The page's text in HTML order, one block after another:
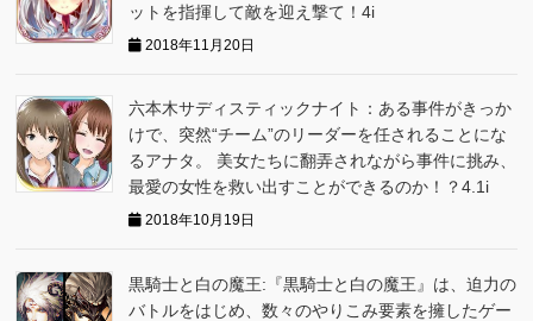
ットを指揮して敵を迎え撃て！4i
2018年11月20日
六本木サディスティックナイト：ある事件がきっか
けで、突然“チーム”のリーダーを任されることにな
るアナタ。 美女たちに翻弄されながら事件に挑み、
最愛の女性を救い出すことができるのか！？4.1i
2018年10月19日
黒騎士と白の魔王:『黒騎士と白の魔王』は、迫力の
バトルをはじめ、数々のやりこみ要素を擁したゲー